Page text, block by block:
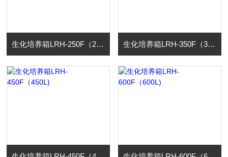
生化培养箱LRH-250F（250L) 生化培养箱LRH-350F（350L)